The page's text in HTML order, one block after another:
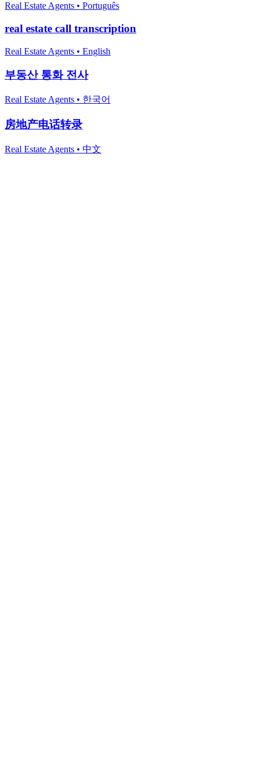
Real Estate Agents • Português
real estate call transcription
Real Estate Agents • English
부동산 통화 전사
Real Estate Agents • 한국어
房地产电话转录
Real Estate Agents • 中文